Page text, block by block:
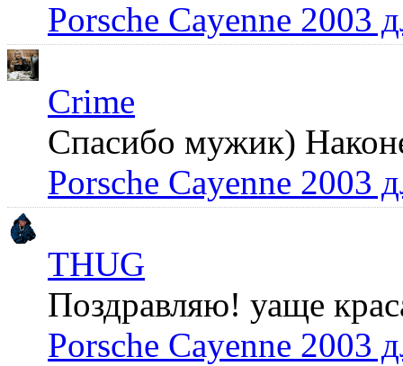
Porsche Cayenne 2003
Crime
Спасибо мужик)
Porsche Cayenne 2003
THUG
Поздравляю! уаще
Porsche Cayenne 2003